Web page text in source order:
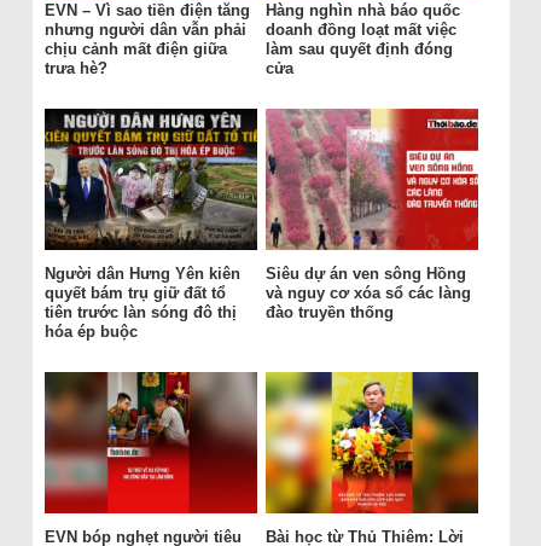
EVN – Vì sao tiền điện tăng
nhưng người dân vẫn phải
chịu cảnh mất điện giữa
trưa hè?
Hàng nghìn nhà báo quốc
doanh đồng loạt mất việc
làm sau quyết định đóng
cửa
Người dân Hưng Yên kiên
quyết bám trụ giữ đất tổ
tiên trước làn sóng đô thị
hóa ép buộc
Siêu dự án ven sông Hồng
và nguy cơ xóa sổ các làng
đào truyền thống
EVN bóp nghẹt người tiêu Bài học từ Thủ Thiêm: Lời